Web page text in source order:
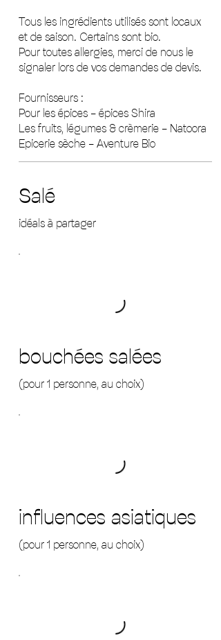
Tous les ingrédients utilisés sont locaux
et de saison. Certains sont bio.
Pour toutes allergies, merci de nous le
signaler lors de vos demandes de devis.
Fournisseurs :
Pour les épices - épices Shira
Les fruits, légumes & crèmerie - Natoora
Epicerie sèche - Aventure Bio
Salé
idéals à partager
bouchées salées
(pour 1 personne, au choix)
influences asiatiques
(pour 1 personne, au choix)